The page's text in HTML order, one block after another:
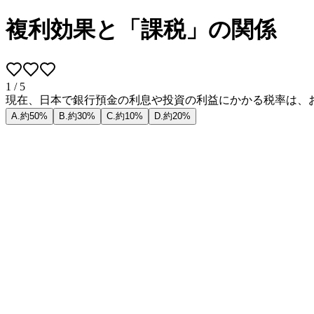
複利効果と「課税」の関係
1 / 5
現在、日本で銀行預金の利息や投資の利益にかかる税率は、
A 約50% B 約30% C 約10% D 約20%